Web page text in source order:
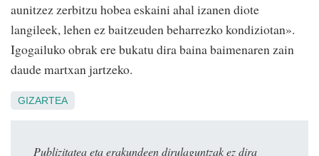
aunitzez zerbitzu hobea eskaini ahal izanen diote
langileek, lehen ez baitzeuden beharrezko kondiziotan».
Igogailuko obrak ere bukatu dira baina baimenaren zain
daude martxan jartzeko.
GIZARTEA
Publizitatea eta erakundeen dirulaguntzak ez dira